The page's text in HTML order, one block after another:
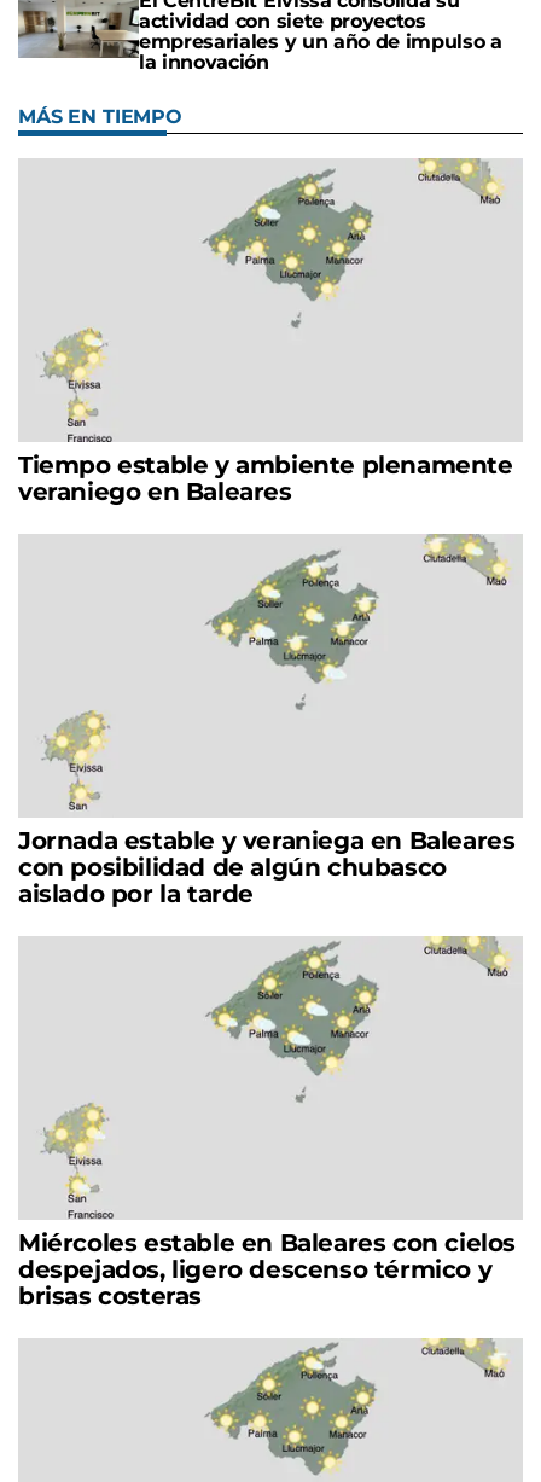
actividad con siete proyectos
empresariales y un año de impulso a
la innovación
MÁS EN TIEMPO
Tiempo estable y ambiente plenamente
veraniego en Baleares
Jornada estable y veraniega en Baleares
con posibilidad de algún chubasco
aislado por la tarde
Miércoles estable en Baleares con cielos
despejados, ligero descenso térmico y
brisas costeras